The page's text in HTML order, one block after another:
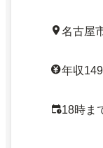
名古屋
年収
18時ま